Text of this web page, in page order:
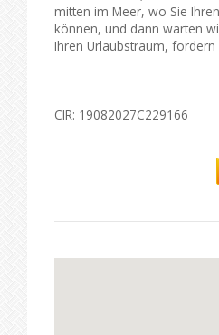
mitten im Meer, wo Sie
können, und dann warten
Ihren Urlaubstraum,
CIR: 19082027C229166